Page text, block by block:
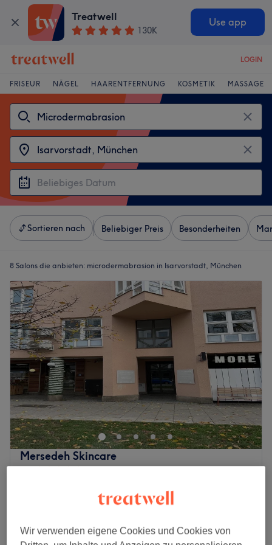
Treatwell
130K
Use app
LOGIN
FRISEUR NÄGEL HAARENTFERNUNG KOSMETIK MASSAGE
Sortieren nach Beliebiger Preis Besonderheiten
8 Salons die anbieten: microdermabrasion in Isarvorstadt, München
Mersedeh Skincare
4,8
257 Bewertungen
Microdermabrasion (Gesicht )
Gesichtsbehandlung - Microdermabrasion
Wir verwenden eigene Cookies und Cookies von